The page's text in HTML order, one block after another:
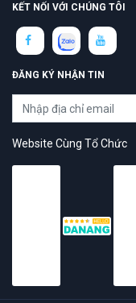
KẾT NỐI VỚI CHÚNG TÔI
ĐĂNG KÝ NHẬN TIN
Website Cùng Tổ Chức